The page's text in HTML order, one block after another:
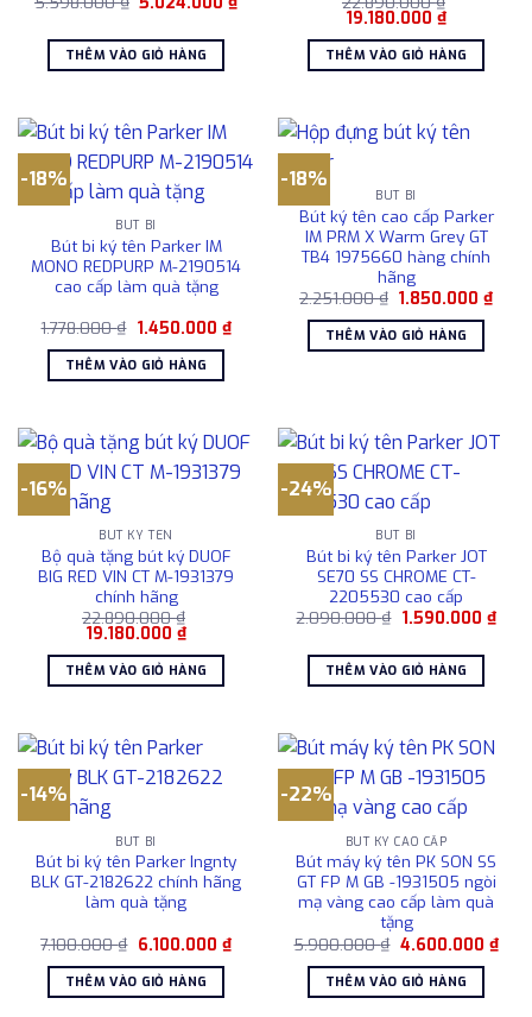
5.598.000 ₫.
hiện
5.024.000 ₫.
THÊM VÀO GIỎ HÀNG
Giá
là:
22.890.000 ₫.
19.180.000 ₫Giá
hiện
tại
là:
19.180.000
THÊM VÀO GIỎ HÀNG
-18%
BÚT BI
Bút bi ký tên Parker IM
MONO REDPURP M-2190514
cao cấp làm quà tặng
1.778.000₫ Giá
là:
1.778.000 ₫.
1.450.000 ₫Giá
hiện
THÊM VÀO GIỎ HÀNG
-18%
BÚT BI
Bút ký tên cao cấp Parker
IM PRM X Warm Grey GT
TB4 1975660 hàng chính
hãng
2.251.000₫ Giá
là:
2.251.000 ₫.
1.850.000₫Giá
hiện
THÊM VÀO GIỎ HÀNG
-16%
BÚT KÝ TÊN
Bộ quà tặng bút ký DUOF
BIG RED VIN CT M-1931379
chính hãng
22.890.000₫
Giá
là:
22.890.000 ₫.
19.180.000 ₫Giá
tại
là:
THÊM VÀO GIỎ HÀNG
-24%
BÚT BI
Bút bi ký tên Parker JOT
SE70 SS CHROME CT-
2205530 cao cấp
2.090.000₫ Giá
2.090.000 ₫.
1.590.000 ₫Giá
THÊM VÀO GIỎ HÀNG
-14%
BÚT BI
Bút bi ký tên Parker Ingnty
BLK GT-2182622 chính hãng
làm quà tặng
7.100.000₫ Giá
là:
7.100.000 ₫.
6.100.000 ₫Giá
hiện
6.100.000 ₫.
THÊM VÀO GIỎ HÀNG
-22%
BÚT KÝ CAO CẤP
Bút máy ký tên PK SON SS
GT FP M GB -1931505 ngòi
mạ vàng cao cấp làm quà
tặng
5.900.000₫ Giá
là:
5.900.000 ₫.
4.600.000 ₫Giá
hiện
THÊM VÀO GIỎ HÀNG